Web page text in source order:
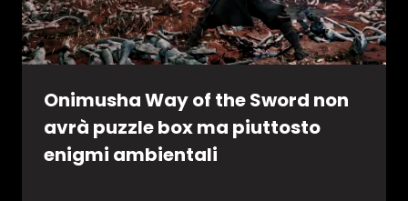
Onimusha Way of the Sword non
avrà puzzle box ma piuttosto
enigmi ambientali